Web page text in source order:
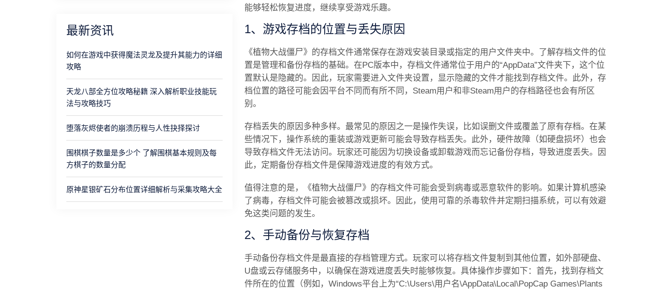
最新资讯
如何在游戏中获得魔法灵龙及提升其能力的详细
攻略
天龙八部全方位攻略秘籍 深入解析职业技能玩
法与攻略技巧
堕落灰烬使者的崩溃历程与人性抉择探讨
围棋棋子数量是多少个 了解围棋基本规则及每
方棋子的数量分配
原神星银矿石分布位置详细解析与采集攻略大全
能够轻松恢复进度，继续享受游戏乐趣。
1、游戏存档的位置与丢失原因
《植物大战僵尸》的存档文件通常保存在游戏安装目录或指定的用户文件夹中。了解存档文件的位
置是管理和备份存档的基础。在PC版本中，存档文件通常位于用户的“AppData”文件夹下，这个位
置默认是隐藏的。因此，玩家需要进入文件夹设置，显示隐藏的文件才能找到存档文件。此外，存
档位置的路径可能会因平台不同而有所不同，Steam用户和非Steam用户的存档路径也会有所区
别。
存档丢失的原因多种多样。最常见的原因之一是操作失误，比如误删文件或覆盖了原有存档。在某
些情况下，操作系统的重装或游戏更新可能会导致存档丢失。此外，硬件故障（如硬盘损坏）也会
导致存档文件无法访问。玩家还可能因为切换设备或卸载游戏而忘记备份存档，导致进度丢失。因
此，定期备份存档文件是保障游戏进度的有效方式。
值得注意的是，《植物大战僵尸》的存档文件可能会受到病毒或恶意软件的影响。如果计算机感染
了病毒，存档文件可能会被篡改或损坏。因此，使用可靠的杀毒软件并定期扫描系统，可以有效避
免这类问题的发生。
2、手动备份与恢复存档
手动备份存档文件是最直接的存档管理方式。玩家可以将存档文件复制到其他位置，如外部硬盘、
U盘或云存储服务中，以确保在游戏进度丢失时能够恢复。具体操作步骤如下：首先，找到存档文
件所在的位置（例如，Windows平台上为“C:\Users\用户名\AppData\Local\PopCap Games\Plants